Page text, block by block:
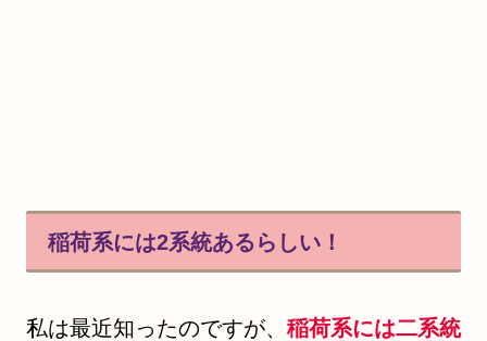
稲荷系には2系統あるらしい！
私は最近知ったのですが、 稲荷系には二系統